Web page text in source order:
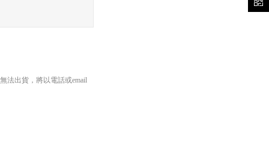
法出貨，將以電話或email